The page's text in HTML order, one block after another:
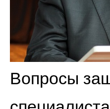
Вопросы